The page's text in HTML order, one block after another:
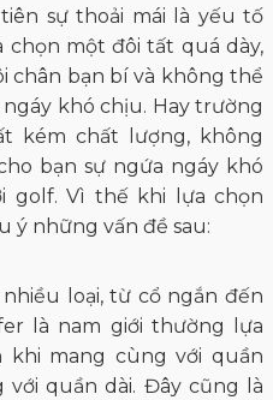
sự thoải mái là yếu tố
một đôi tất quá dày,
chân bạn bí và không thể
khó chịu. Hay trường
kém chất lượng, không
bạn sự ngứa ngáy khó
golf. Vì thế khi lựa chọn
ý những vấn đề sau:
loại, từ cổ ngắn đến
là nam giới thường lựa
mang cùng với quần
quần dài. Đây cũng là